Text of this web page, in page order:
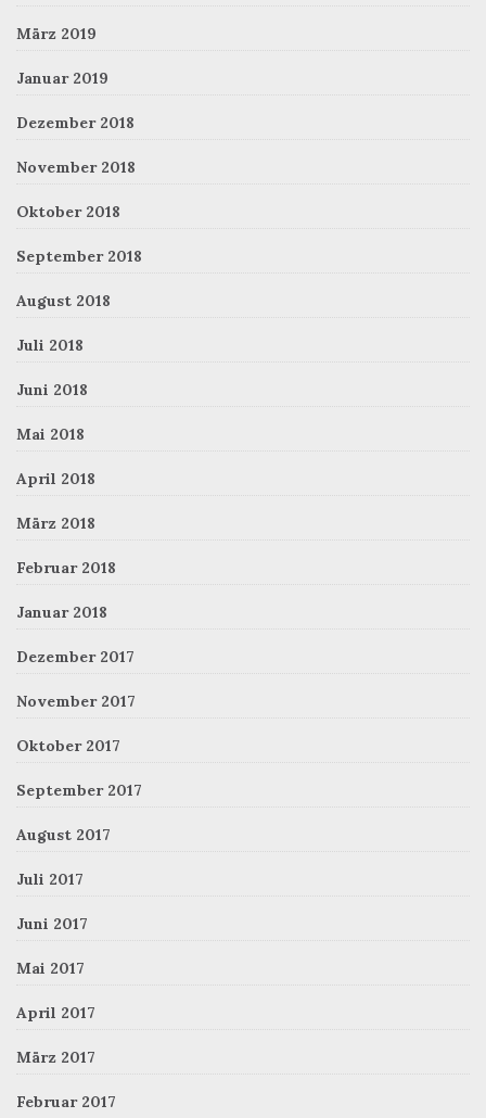
März 2019
Januar 2019
Dezember 2018
November 2018
Oktober 2018
September 2018
August 2018
Juli 2018
Juni 2018
Mai 2018
April 2018
März 2018
Februar 2018
Januar 2018
Dezember 2017
November 2017
Oktober 2017
September 2017
August 2017
Juli 2017
Juni 2017
Mai 2017
April 2017
März 2017
Februar 2017